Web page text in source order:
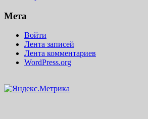
Мета
Войти
Лента записей
Лента комментариев
WordPress.org